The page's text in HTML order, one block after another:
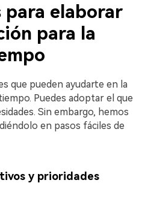
para elaborar
para la
que pueden ayudarte en la
Puedes adoptar el que
Sin embargo, hemos
en pasos fáciles de
y prioridades